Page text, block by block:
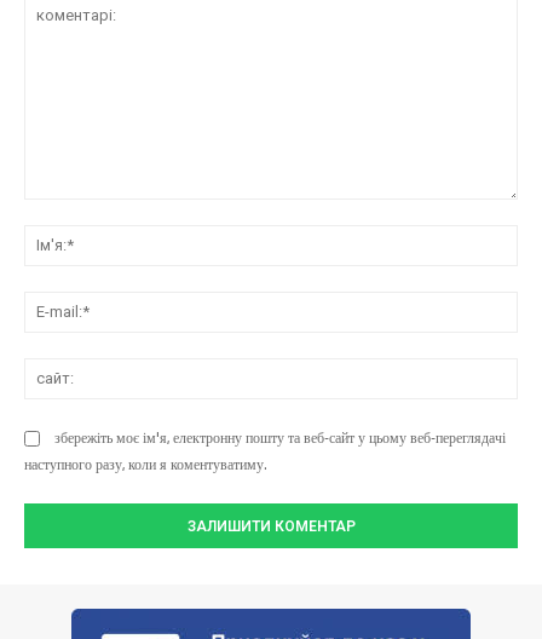
збережіть моє ім'я, електронну пошту та веб-сайт у цьому веб-переглядачі
наступного разу, коли я коментуватиму.